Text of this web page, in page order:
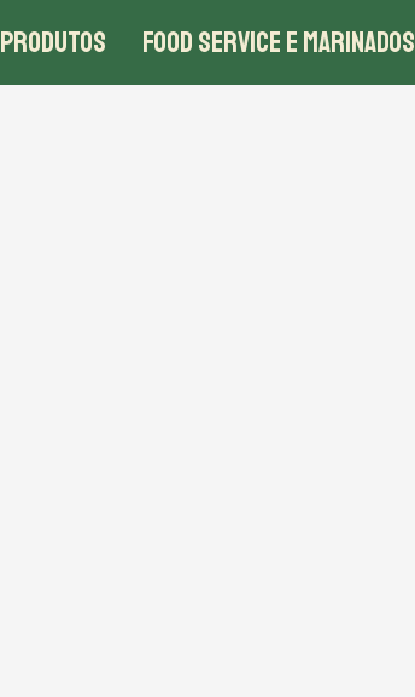
PRODUTOS FOOD SERVICE E MARINADOS